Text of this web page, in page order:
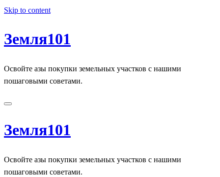
Skip to content
Земля101
Освойте азы покупки земельных участков с нашими
пошаговыми советами.
Земля101
Освойте азы покупки земельных участков с нашими
пошаговыми советами.